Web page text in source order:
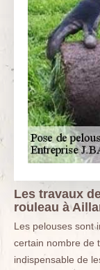
Les travaux
rouleau à
Les pelouses sont
certain nombre de
indispensable de